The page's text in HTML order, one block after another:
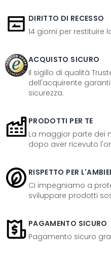
DIRITTO DI RECESSO
14 giorni per restituire
ACQUISTO SICURO
Il sigillo di qualità
dell'acquirente
sicurezza.
PRODOTTI PER TE
La maggior parte dei
dopo aver ricevuto
RISPETTO PER
Ci impegniamo a
sviluppare prodotti
PAGAMENTO SICURO
Pagamento sicuro